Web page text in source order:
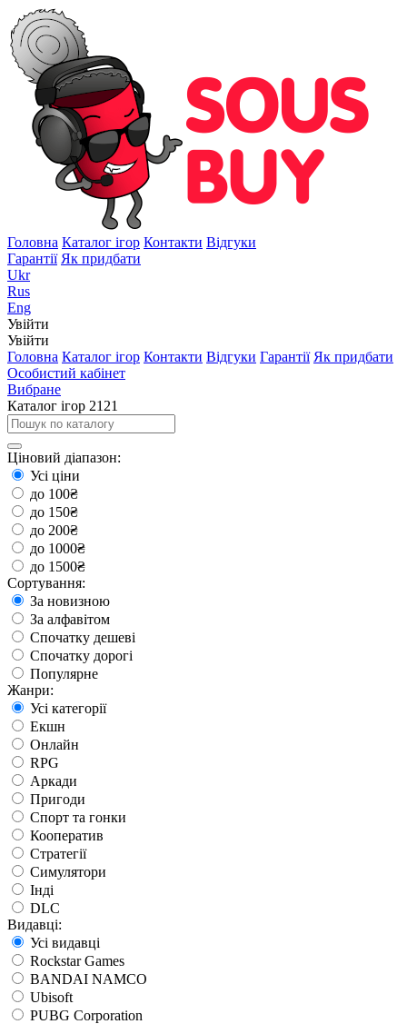
Головна Каталог ігор Контакти Відгуки
Гарантії Як придбати
Ukr
Rus
Eng
Увійти
Увійти
Головна Каталог ігор Контакти Відгуки Гарантії Як придбати
Особистий кабінет
Вибране
Каталог ігор 2121
Ціновий діапазон:
Усі ціни
до 100₴
до 150₴
до 200₴
до 1000₴
до 1500₴
Сортування:
За новизною
За алфавітом
Спочатку дешеві
Спочатку дорогі
Популярне
Жанри:
Усі категорії
Екшн
Онлайн
RPG
Аркади
Пригоди
Спорт та гонки
Кооператив
Стратегії
Симулятори
Інді
DLC
Видавці:
Усі видавці
Rockstar Games
BANDAI NAMCO
Ubisoft
PUBG Corporation